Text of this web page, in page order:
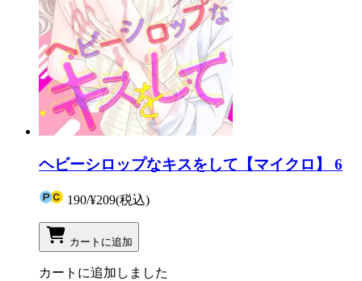
ヘビーシロップなキスをして【マイクロ】 6
190/¥209(税込)
カートに追加
カートに追加しました